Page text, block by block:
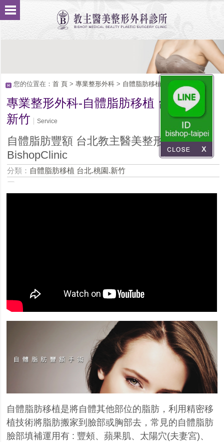
您的位置在： 首 頁> 專業整形外科> 自體脂肪移植 台北.桃園.新竹
專業整形外科-自體脂肪移植 台北.桃園.
新竹
Service
自體脂肪豐額 台北教主醫美整形
BishopClinic
分類： 自體脂肪移植 台北.桃園.新竹
自體脂肪移植是將自體其他部位的脂肪，利用精密移
植技術將脂肪搬家到臉部或胸部去，常見的自體脂肪
臉部填補運用有 : 豐頰、蘋果肌、太陽穴(夫妻宮)、